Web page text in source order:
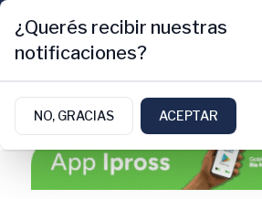
¿Querés recibir nuestras
notificaciones?
NO, GRACIAS ACEPTAR